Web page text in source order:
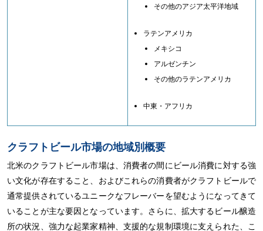
その他のアジア太平洋地域
ラテンアメリカ
メキシコ
アルゼンチン
その他のラテンアメリカ
中東・アフリカ
クラフトビール市場の地域別概要
北米のクラフトビール市場は、消費者の間にビール消費に対する強
い文化が存在すること、およびこれらの消費者がクラフトビールで
通常提供されているユニークなフレーバーを望むようになってきて
いることが主な要因となっています。さらに、拡大するビール醸造
所の状況、強力な起業家精神、支援的な規制環境に支えられた、こ